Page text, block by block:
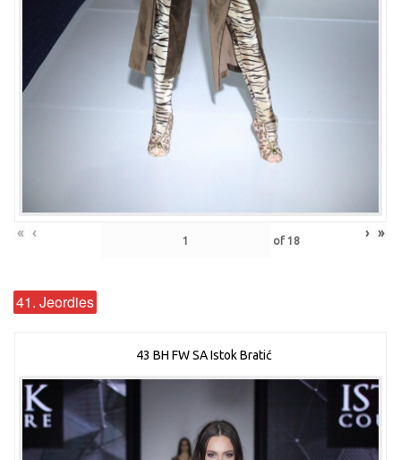
« ‹ of 18 › »
41. Jeordies
43 BH FW SA Istok Bratić